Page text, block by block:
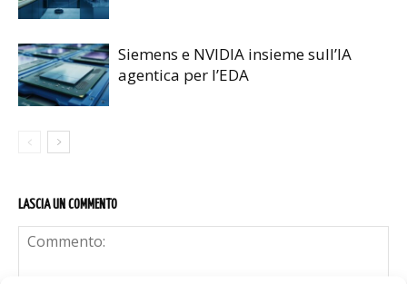
Siemens e NVIDIA insieme sull’IA
agentica per l’EDA
LASCIA UN COMMENTO